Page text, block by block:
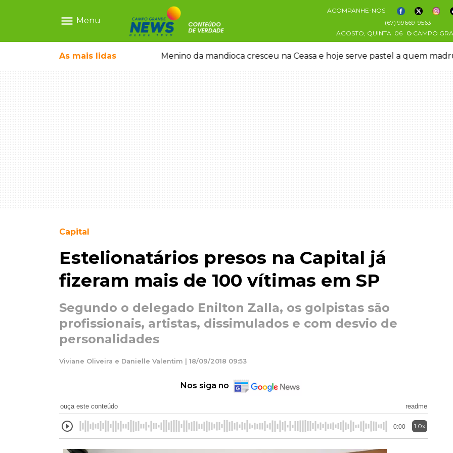
menu Menu
ACOMPANHE-NOS
(67) 99669-9563
AGOSTO, QUINTA 06 CAMPO
As mais lidas
não reconhece o filho queimado Menino da mandioca cresceu na Ceasa e hoje serve pastel a quem
Capital
Estelionatários presos na Capital já
fizeram mais de 100 vítimas em SP
Segundo o delegado Enilton Zalla, os golpistas são
profissionais, artistas, dissimulados e com desvio de
personalidades
Viviane Oliveira e Danielle Valentim | 18/09/2018 09:53
Nos siga no
ouça este conteúdo readme
0:00 1.0x